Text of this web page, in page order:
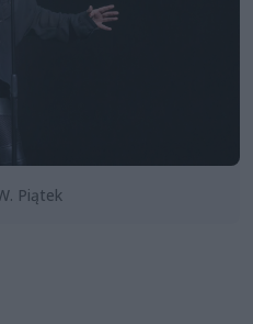
Piątek